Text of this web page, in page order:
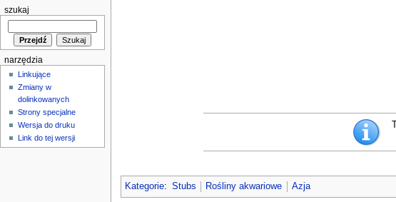
Kategorie: Stubs Rośliny akwariowe Azja
szukaj
narzędzia
Linkujące
Zmiany w
dolinkowanych
Strony specjalne
Wersja do druku
Link do tej wersji